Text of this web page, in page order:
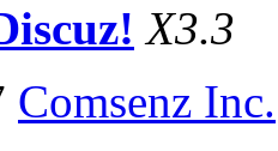
X3.3
Comsenz Inc.